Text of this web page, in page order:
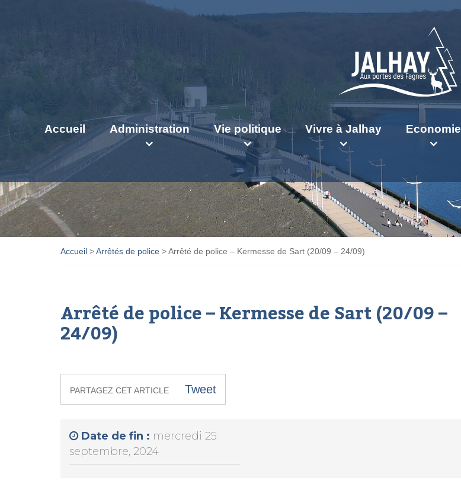
Accueil Administration Vie politique Vivre à Jalhay Economie
Accueil >Arrêtés de police >Arrêté de police – Kermesse de Sart (20/09 – 24/09)
Arrêté de police – Kermesse de Sart (20/09 –
24/09)
PARTAGEZ CET ARTICLE Tweet
Date de fin : mercredi 25
septembre, 2024